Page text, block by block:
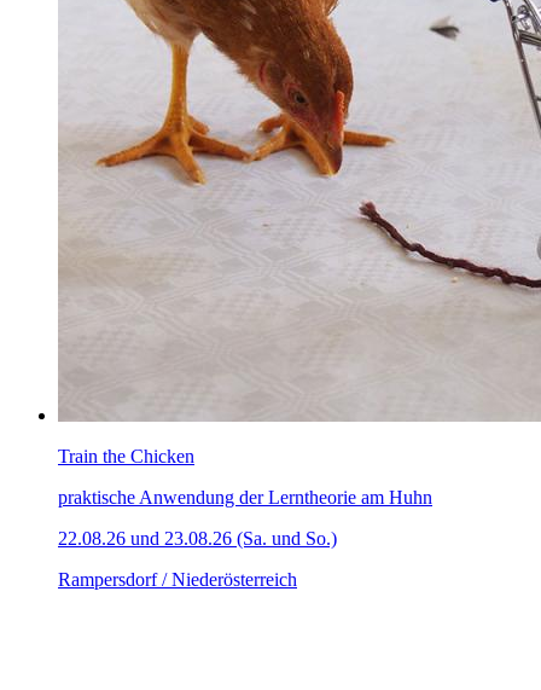
Train the Chicken
praktische Anwendung der Lerntheorie am Huhn
22.08.26 und 23.08.26 (Sa. und So.)
Rampersdorf / Niederösterreich